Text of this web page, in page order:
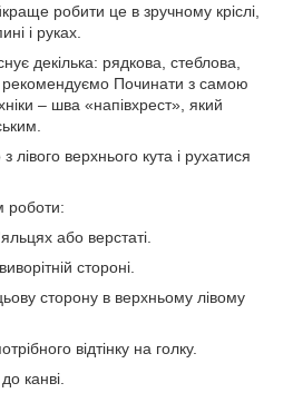
робити це в зручному кріслі,
і руках.
декілька: рядкова, стеблова,
рекомендуємо Починати з самою
– шва «напівхрест», який
лівого верхнього кута і рухатися
роботи:
або верстаті.
стороні.
сторону в верхньому лівому
відтінку на голку.
канві.